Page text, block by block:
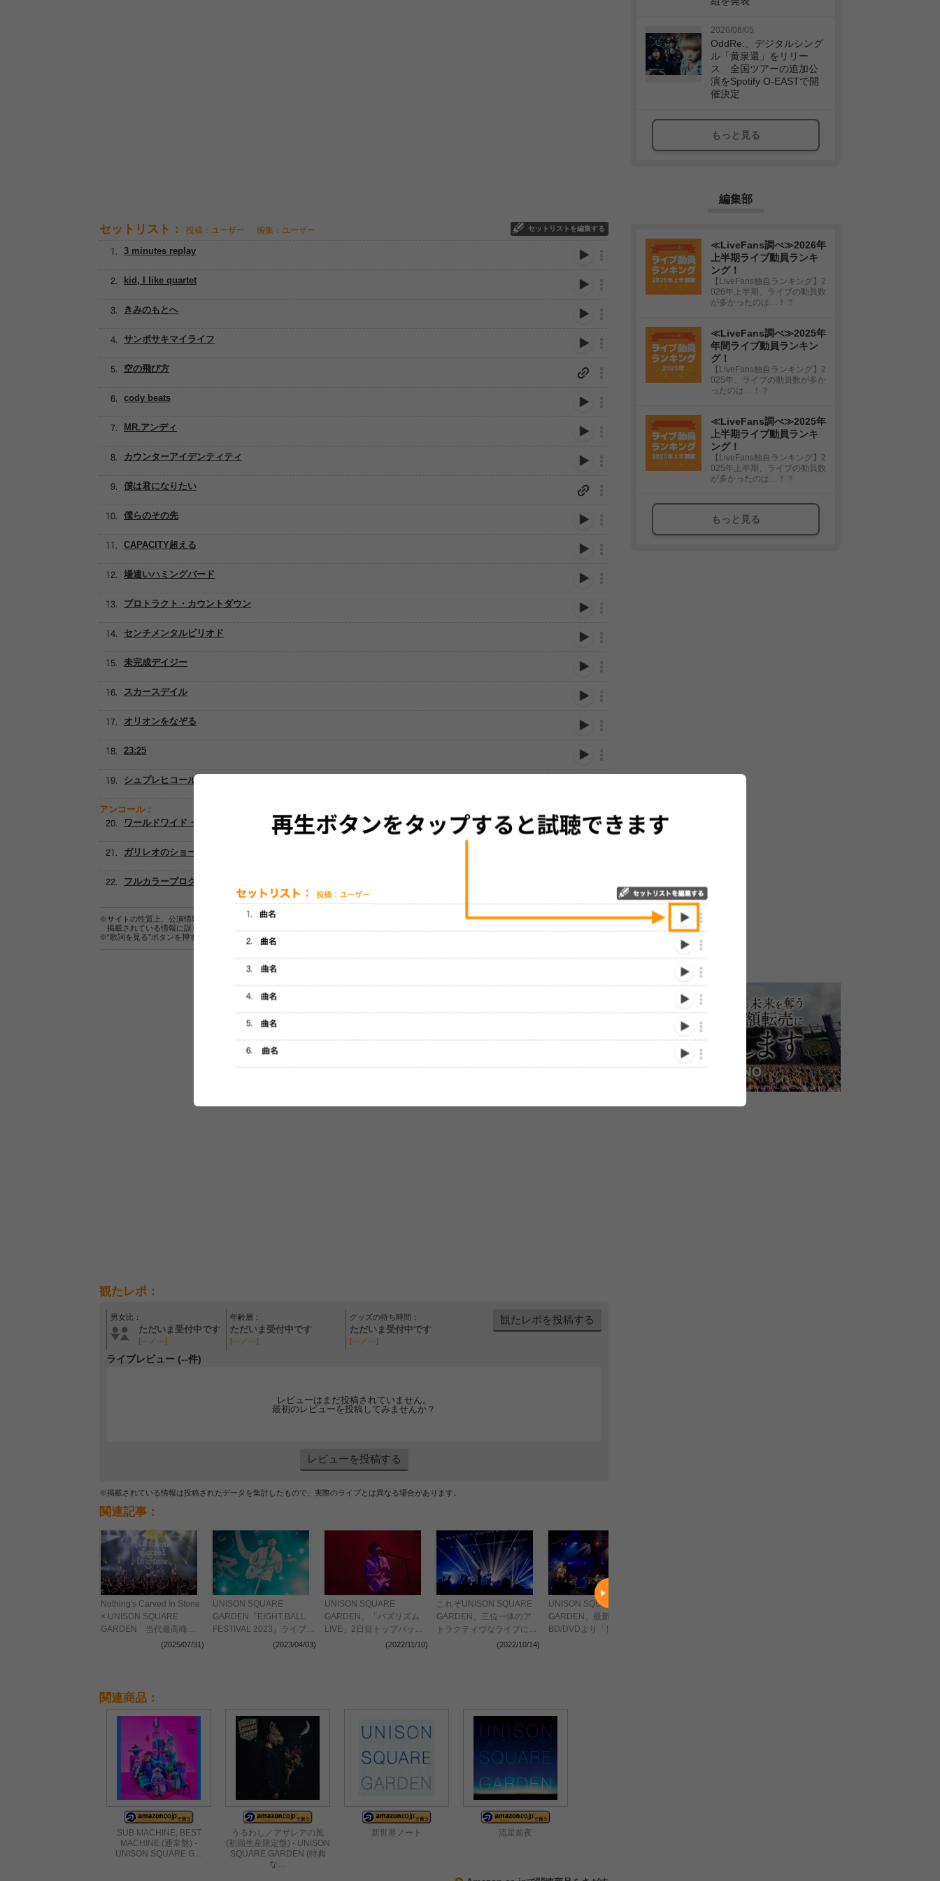
セットリスト： 投稿：ユーザー 編集：ユーザー セットリストを編集する
僕は君になりたい
kid, I like quartet
空の飛び方
サンポサキマイライフ
きみのもとへ
カウンターアイデンティティ
MR.アンディ
cody beats
3 minutes replay
僕らのその先
CAPACITY超える
場違いハミングバード
プロトラクト・カウントダウン
センチメンタルピリオド
未完成デイジー
スカースデイル
オリオンをなぞる
23:25
シュプレヒコール～世界が終わる前に～
アンコール：
ワールドワイド・スーパーガール
ガリレオのショーケース
フルカラープログラム
※サイトの性質上、公演情報およびセットリスト情報の正確性は保証されませんので、あらかじめご了承ください。
掲載されている情報に誤りがある場合は、
※“歌詞を見る”ボタンを押すと、株式会社ページワンが運営する歌詞サイト「
▼セットリストの誤りを報告する
セットリストをプレイリストにして保存する
観たレポ：
男女比：
ただいま受付中です
[---／---]
年齢層：
ただいま受付中です
[---／---]
グッズの待ち時間：
ただいま受付中です
[---／---]
観たレポを投稿する
ライブレビュー (--件)
レビューはまだ投稿されていません。
最初のレビューを投稿してみませんか？
レビューを投稿する
※掲載されている情報は投稿されたデータを集計したもので、実際のライブとは異なる場合があります。
関連記事：
Nothing's Carved In Stone
× UNISON SQUARE
GARDEN 当代最高峰の
エクストリームな対バンを
(2025/07/31)
UNISON SQUARE
GARDEN『EIGHT BALL
FESTIVAL 2023』ライブレ
ポートーー多彩で感服する
(2023/04/03)
UNISON SQUARE
GARDEN、「バズリズム
LIVE」2日目トップバッタ
ーを飾る＜バズリズム
(2022/11/10)
これぞUNISON SQUARE
GARDEN、三位一体のア
トラクティヴなライブに彼
(2022/10/14)
UNISON SQUARE
GARDEN、最新ライブ
BD/DVDより「世界はファ
関連商品：
SUB MACHINE, BEST
MACHINE (通常盤) -
UNISON SQUARE G…
うるわし／アザレアの風
(初回生産限定盤) - UNISON
SQUARE GARDEN (特典
な…
新世界ノート 流星前夜
2026/08/05
OddRe:、デジタルシング
ル「黄泉還」をリリー
ス 全国ツアーの追加公
演をSpotify O-EASTで開
催決定
もっと見る
編集部
≪LiveFans調べ≫2026年
上半期ライブ動員ランキ
ング！
【LiveFans独自ランキング】2
026年上半期、ライブの動員数
が多かったのは…！？
≪LiveFans調べ≫2025年
年間ライブ動員ランキン
グ！
【LiveFans独自ランキング】2
025年、ライブの動員数が多か
ったのは…！？
≪LiveFans調べ≫2025年
上半期ライブ動員ランキ
ング！
【LiveFans独自ランキング】2
025年上半期、ライブの動員数
が多かったのは…！？
もっと見る